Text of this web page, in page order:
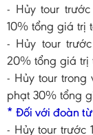
- Hủy tour
10% tổng giá trị
- Hủy tour
20% tổng giá trị
- Hủy tour
phạt 30% tổng
* Đối với đoàn
- Hủy tour trước